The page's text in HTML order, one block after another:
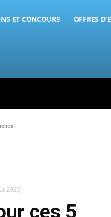
ET CONCOURS OFFRES
2025)
ces 5